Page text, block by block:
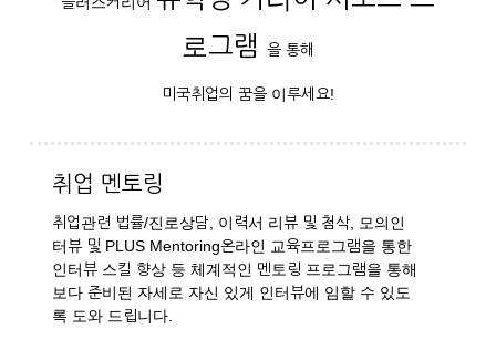
로그램
을 통해
미국취업의 꿈을 이루세요!
취업 멘토링
취업관련 법률/진로상담, 이력서 리뷰 및 첨삭, 모의인
터뷰 및 PLUS Mentoring온라인 교육프로그램을 통한
인터뷰 스킬 향상 등 체계적인 멘토링 프로그램을 통해
보다 준비된 자세로 자신 있게 인터뷰에 임할 수 있도
록 도와 드립니다.